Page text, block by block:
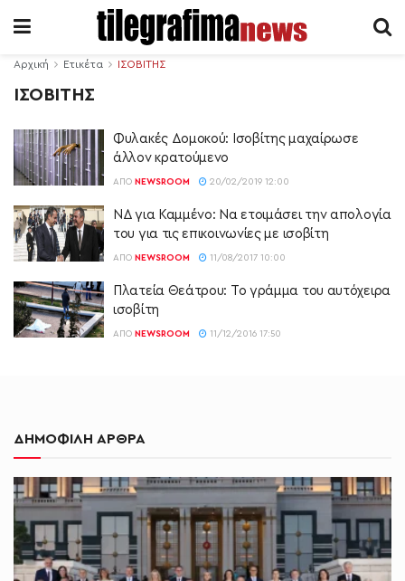
Αρχική Ετικέτα ΙΣΟΒΙΤΗΣ
ΙΣΟΒΙΤΗΣ
Φυλακές Δομοκού: Ισοβίτης μαχαίρωσε
άλλον κρατούμενο
ΑΠΌ NEWSROOM 20/02/2019 12:00
ΝΔ για Καμμένο: Να ετοιμάσει την απολογία
του για τις επικοινωνίες με ισοβίτη
ΑΠΌ NEWSROOM 11/08/2017 10:00
Πλατεία Θεάτρου: Το γράμμα του αυτόχειρα
ισοβίτη
ΑΠΌ NEWSROOM 11/12/2016 17:50
ΔΗΜΟΦΙΛΗ ΑΡΘΡΑ